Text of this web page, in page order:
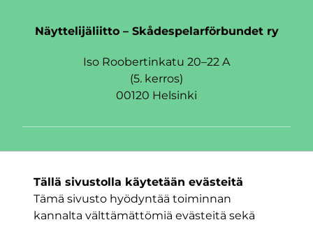
Tällä sivustolla käytetään evästeitä
Tämä sivusto hyödyntää toiminnan
kannalta välttämättömiä evästeitä sekä
Näyttelijäliitto – Skådespelarförbundet ry
Iso Roobertinkatu 20–22 A
(5. kerros)
00120 Helsinki
Facebook
TwitterInstagram